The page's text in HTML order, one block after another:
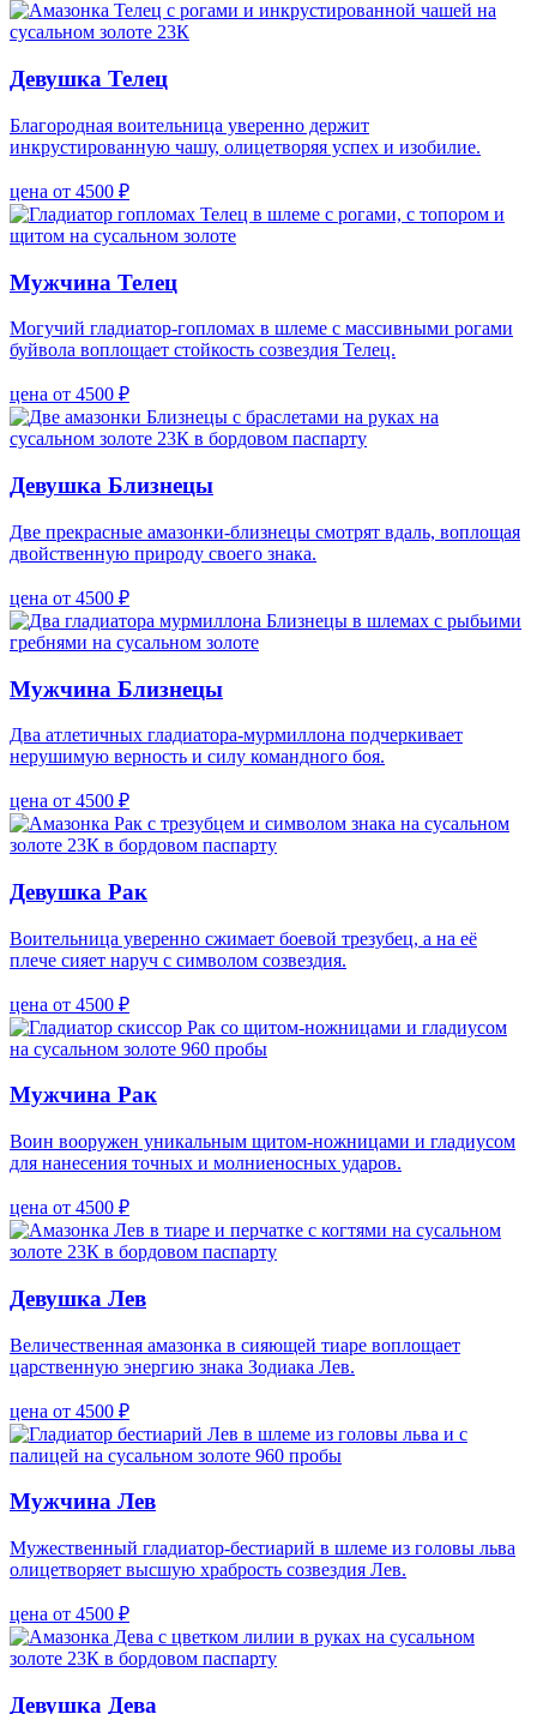
Девушка Телец
Благородная воительница уверенно держит
инкрустированную чашу, олицетворяя успех и изобилие.
цена от 4500 ₽
Мужчина Телец
Могучий гладиатор-гопломах в шлеме с массивными рогами
буйвола воплощает стойкость созвездия Телец.
цена от 4500 ₽
Девушка Близнецы
Две прекрасные амазонки-близнецы смотрят вдаль, воплощая
двойственную природу своего знака.
цена от 4500 ₽
Мужчина Близнецы
Два атлетичных гладиатора-мурмиллона подчеркивает
нерушимую верность и силу командного боя.
цена от 4500 ₽
Девушка Рак
Воительница уверенно сжимает боевой трезубец, а на её
плече сияет наруч с символом созвездия.
цена от 4500 ₽
Мужчина Рак
Воин вооружен уникальным щитом-ножницами и гладиусом
для нанесения точных и молниеносных ударов.
цена от 4500 ₽
Девушка Лев
Величественная амазонка в сияющей тиаре воплощает
царственную энергию знака Зодиака Лев.
цена от 4500 ₽
Мужчина Лев
Мужественный гладиатор-бестиарий в шлеме из головы льва
олицетворяет высшую храбрость созвездия Лев.
цена от 4500 ₽
Девушка Дева